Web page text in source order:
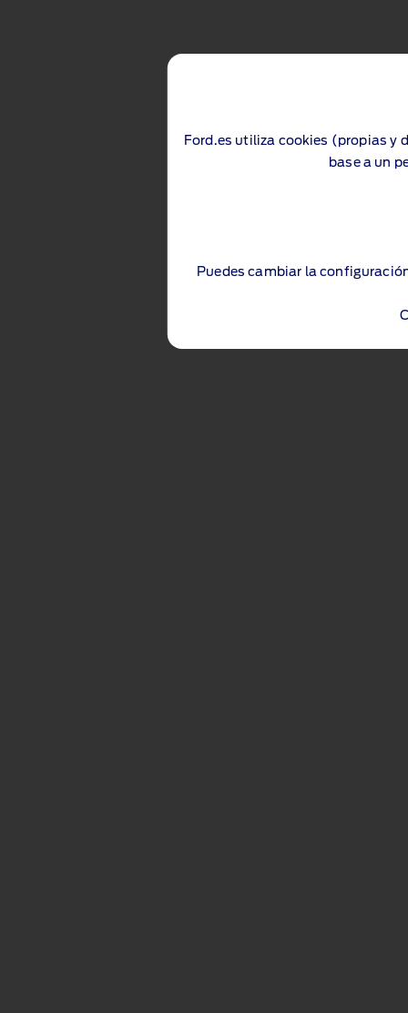
Ford.es utiliza cookies (propias y
base a un
Puedes cambiar la